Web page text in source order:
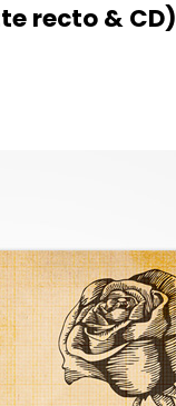
recto & CD)